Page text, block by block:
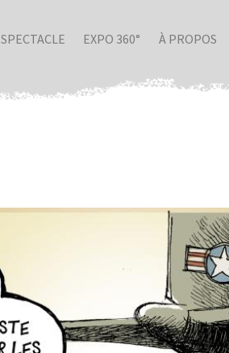
SPECTACLE EXPO 360° À PROPOS